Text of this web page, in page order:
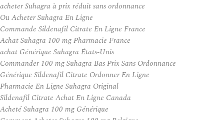
acheter Suhagra à prix réduit sans ordonnance
Ou Acheter Suhagra En Ligne
Commande Sildenafil Citrate En Ligne France
Achat Suhagra 100 mg Pharmacie France
achat Générique Suhagra États-Unis
Commander 100 mg Suhagra Bas Prix Sans Ordonnance
Générique Sildenafil Citrate Ordonner En Ligne
Pharmacie En Ligne Suhagra Original
Sildenafil Citrate Achat En Ligne Canada
Acheté Suhagra 100 mg Générique